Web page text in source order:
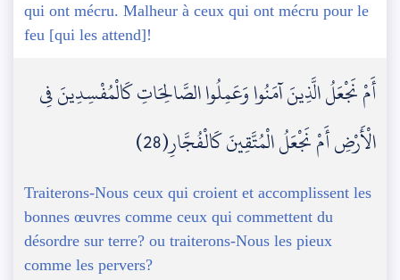
qui ont mécru. Malheur à ceux qui ont mécru pour le
feu [qui les attend]!
أَمْ نَجْعَلُ الَّذِينَ آمَنُوا وَعَمِلُوا الصَّالِحَاتِ كَالْمُفْسِدِينَ فِي
الْأَرْضِ أَمْ نَجْعَلُ الْمُتَّقِينَ كَالْفُجَّارِ(28)
Traiterons-Nous ceux qui croient et accomplissent les
bonnes œuvres comme ceux qui commettent du
désordre sur terre? ou traiterons-Nous les pieux
comme les pervers?